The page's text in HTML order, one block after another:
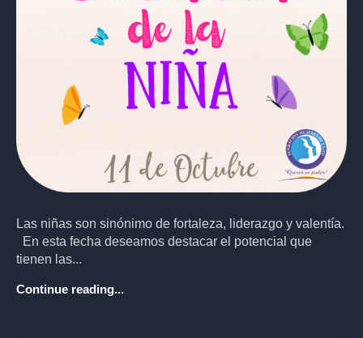
Las niñas son sinónimo de fortaleza, liderazgo y valentía.
En esta fecha deseamos destacar el potencial que
tienen las...
Continue reading...